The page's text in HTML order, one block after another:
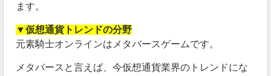
ます。
▼仮想通貨トレンドの分野
元素騎士オンラインはメタバースゲームです。
メタバースと言えば、今仮想通貨業界のトレンドにな